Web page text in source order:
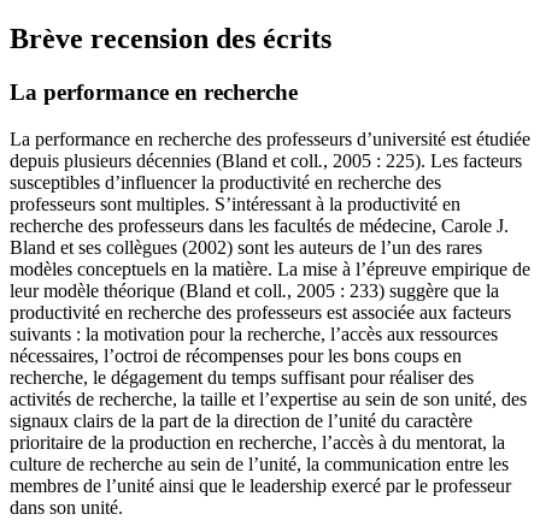
Brève recension des écrits
La performance en recherche
La performance en recherche des professeurs d’université est étudiée
depuis plusieurs décennies (Bland et coll., 2005 : 225). Les facteurs
susceptibles d’influencer la productivité en recherche des
professeurs sont multiples. S’intéressant à la productivité en
recherche des professeurs dans les facultés de médecine, Carole J.
Bland et ses collègues (2002) sont les auteurs de l’un des rares
modèles conceptuels en la matière. La mise à l’épreuve empirique de
leur modèle théorique (Bland et coll., 2005 : 233) suggère que la
productivité en recherche des professeurs est associée aux facteurs
suivants : la motivation pour la recherche, l’accès aux ressources
nécessaires, l’octroi de récompenses pour les bons coups en
recherche, le dégagement du temps suffisant pour réaliser des
activités de recherche, la taille et l’expertise au sein de son unité, des
signaux clairs de la part de la direction de l’unité du caractère
prioritaire de la production en recherche, l’accès à du mentorat, la
culture de recherche au sein de l’unité, la communication entre les
membres de l’unité ainsi que le leadership exercé par le professeur
dans son unité.